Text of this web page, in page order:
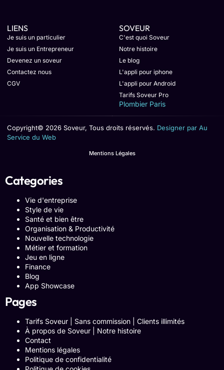
LIENS
Je suis un particulier
Je suis un Entrepreneur
Devenez un soveur
Contactez nous
CGV
SOVEUR
C'est quoi Soveur
Notre histoire
Le blog
L'appli pour iphone
L'appli pour Android
Tarifs Soveur Pro
Plombier Paris
Copyright© 2026 Soveur, Tous droits réservés. Designer par Au
Service du Web
Mentions Légales
Categories
Vie d'entreprise
Style de vie
Santé et bien être
Organisation & Productivité
Nouvelle technologie
Métier et formation
Jeu en ligne
Finance
Blog
App Showcase
Pages
Tarifs Soveur | Sans commission | Clients illimités
À propos de Soveur | Notre histoire
Contact
Mentions légales
Politique de confidentialité